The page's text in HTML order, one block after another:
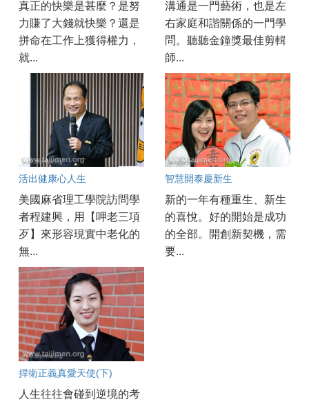
真正的快樂是甚麼？是努
力賺了大錢就快樂？還是
拼命在工作上獲得權力，
就...
溝通是一門藝術，也是左
右家庭和諧關係的一門學
問。聽聽金鐘獎最佳剪輯
師...
活出健康心人生
美國麻省理工學院訪問學
者程建興，用【呷老三項
歹】來形容現實中老化的
無...
智慧開泰慶新生
新的一年有種重生、新生
的喜悅。好的開始是成功
的全部。開創新契機，需
要...
捍衛正義真愛天使(下)
人生往往會碰到逆境的考